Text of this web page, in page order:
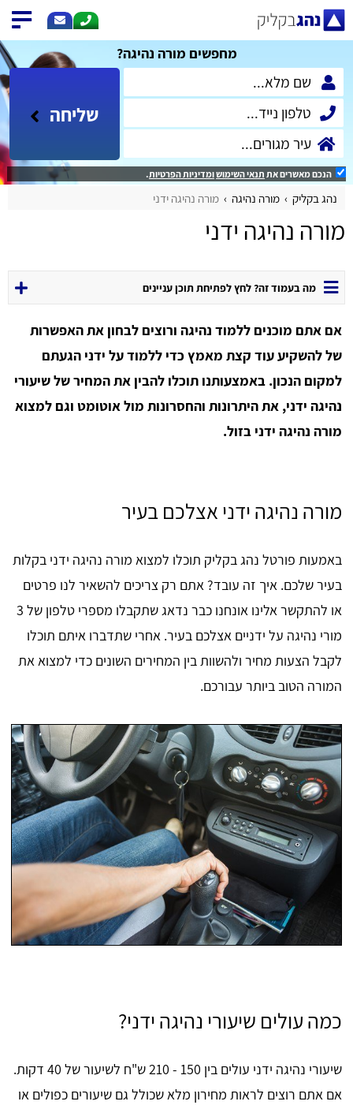
מחפשים מורה נהיגה?
שליחה
הנכם מאשרים את תנאי השימושומדיניות הפרטיות.
נהג בקליק מורה נהיגה מורה נהיגה ידני
מורה נהיגה ידני
מה בעמוד זה? לחץ לפתיחת תוכן עניינים
אם אתם מוכנים ללמוד נהיגה ורוצים לבחון את האפשרות
של להשקיע עוד קצת מאמץ כדי ללמוד על ידני הגעתם
למקום הנכון. באמצעותנו תוכלו להבין את המחיר של שיעורי
נהיגה ידני, את היתרונות והחסרונות מול אוטומט וגם למצוא
מורה נהיגה ידני בזול.
מורה נהיגה ידני אצלכם בעיר
באמעות פורטל נהג בקליק תוכלו למצוא מורה נהיגה ידני בקלות
בעיר שלכם. איך זה עובד? אתם רק צריכים להשאיר לנו פרטים
או להתקשר אלינו אונחנו כבר נדאג שתקבלו מספרי טלפון של 3
מורי נהיגה על ידניים אצלכם בעיר. אחרי שתדברו איתם תוכלו
לקבל הצעות מחיר ולהשוות בין המחירים השונים כדי למצוא את
המורה הטוב ביותר עבורכם.
כמה עולים שיעורי נהיגה ידני?
שיעורי נהיגה ידני עולים בין 150 - 210 ש"ח לשיעור של 40 דקות.
אם אתם רוצים לראות מחירון מלא שכולל גם שיעורים כפולים או